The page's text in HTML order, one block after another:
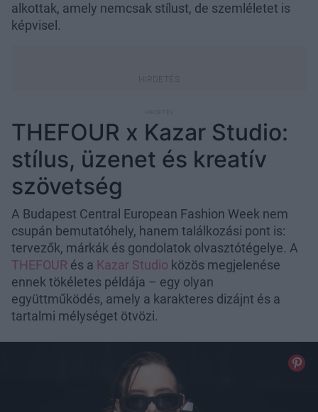
alkottak, amely nemcsak stílust, de szemléletet is
képvisel.
THEFOUR x Kazar Studio:
stílus, üzenet és kreatív
szövetség
A Budapest Central European Fashion Week nem
csupán bemutatóhely, hanem találkozási pont is:
tervezők, márkák és gondolatok olvasztótégelye. A
THEFOUR és a Kazar Studio közös megjelenése
ennek tökéletes példája – egy olyan
együttműködés, amely a karakteres dizájnt és a
tartalmi mélységet ötvözi.